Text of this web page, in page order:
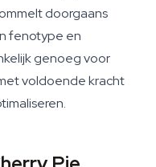
doorgaans
fenotype en
genoeg voor
voldoende kracht